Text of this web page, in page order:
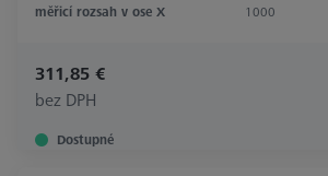
měřicí rozsah v ose X
1000
311,85 €
bez DPH
Dostupné